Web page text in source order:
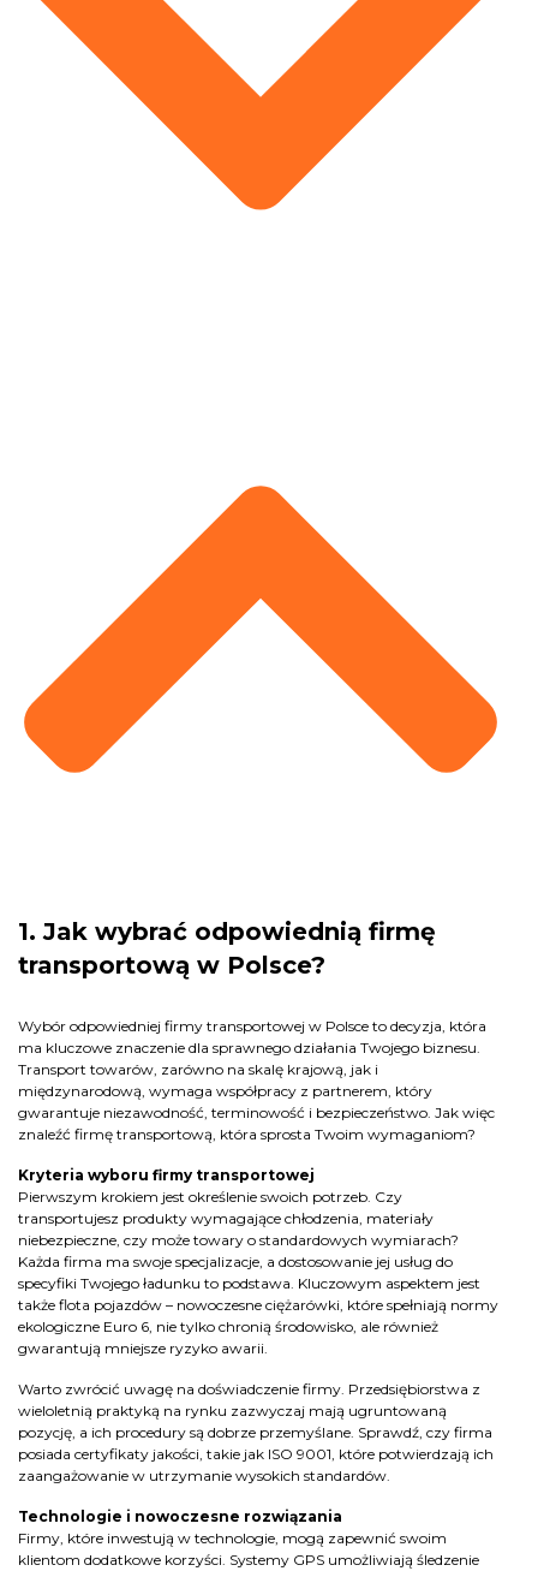
1. Jak wybrać odpowiednią firmę
transportową w Polsce?
Wybór odpowiedniej firmy transportowej w Polsce to decyzja, która
ma kluczowe znaczenie dla sprawnego działania Twojego biznesu.
Transport towarów, zarówno na skalę krajową, jak i
międzynarodową, wymaga współpracy z partnerem, który
gwarantuje niezawodność, terminowość i bezpieczeństwo. Jak więc
znaleźć firmę transportową, która sprosta Twoim wymaganiom?
Kryteria wyboru firmy transportowej
Pierwszym krokiem jest określenie swoich potrzeb. Czy
transportujesz produkty wymagające chłodzenia, materiały
niebezpieczne, czy może towary o standardowych wymiarach?
Każda firma ma swoje specjalizacje, a dostosowanie jej usług do
specyfiki Twojego ładunku to podstawa. Kluczowym aspektem jest
także flota pojazdów – nowoczesne ciężarówki, które spełniają normy
ekologiczne Euro 6, nie tylko chronią środowisko, ale również
gwarantują mniejsze ryzyko awarii.
Warto zwrócić uwagę na doświadczenie firmy. Przedsiębiorstwa z
wieloletnią praktyką na rynku zazwyczaj mają ugruntowaną
pozycję, a ich procedury są dobrze przemyślane. Sprawdź, czy firma
posiada certyfikaty jakości, takie jak ISO 9001, które potwierdzają ich
zaangażowanie w utrzymanie wysokich standardów.
Technologie i nowoczesne rozwiązania
Firmy, które inwestują w technologie, mogą zapewnić swoim
klientom dodatkowe korzyści. Systemy GPS umożliwiają śledzenie